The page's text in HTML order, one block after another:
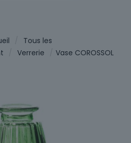
Tous les
Verrerie Vase COROSSOL